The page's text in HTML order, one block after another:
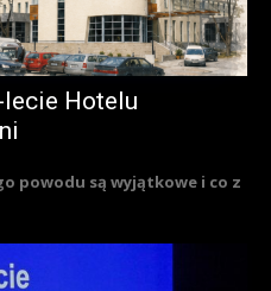
Hotelu
powodu są wyjątkowe i co z